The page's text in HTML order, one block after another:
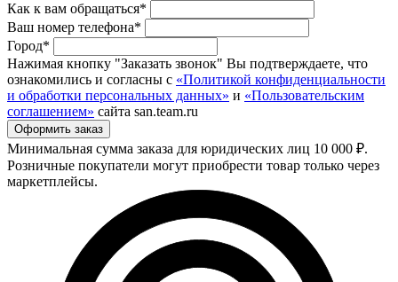
Как к вам обращаться*
Ваш номер телефона*
Город*
Нажимая кнопку "Заказать звонок" Вы подтверждаете, что
ознакомились и согласны с «Политикой конфиденциальности
и обработки персональных данных» и «Пользовательским
соглашением» сайта san.team.ru
Минимальная сумма заказа для юридических лиц 10 000 ₽.
Розничные покупатели могут приобрести товар только через
маркетплейсы.